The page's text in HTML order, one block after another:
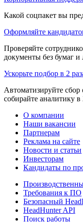
Какой соцпакет вы
Оформляйте
Проверяйте
документы без бумаг
Ускорьте подбор в 2
Автоматизируйте сбор
собирайте аналитику в
О компании
Наши вакансии
Партнерам
Реклама на сайте
Новости и статьи
Инвесторам
Кандидаты по
Требования к ПО
Безопасный
HeadHunter API
Поиск работы